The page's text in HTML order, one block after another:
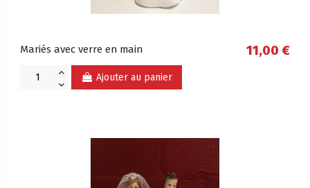
Mariés avec verre en main 11,00 €
Ajouter au panier